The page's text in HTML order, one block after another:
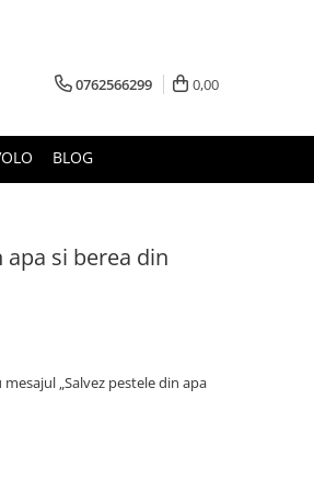
0762566299 0,00
BLOG
apa si berea din
„Salvez pestele din apa